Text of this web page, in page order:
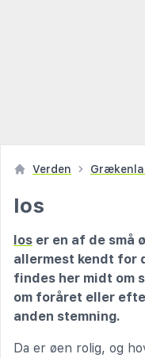
Verden
Ios
Ios er en af de små
allermest kendt for
findes her midt om
om foråret eller
anden stemning.
Da er øen rolig, og